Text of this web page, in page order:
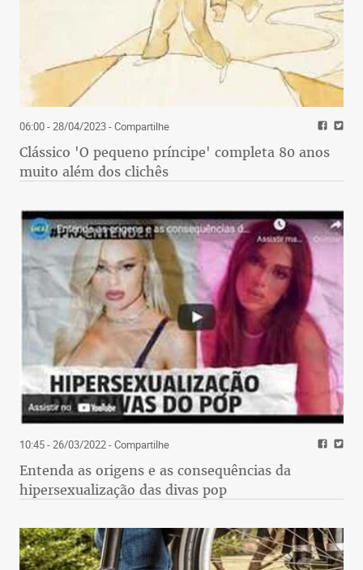
06:00 - 28/04/2023- Compartilhe
Clássico 'O pequeno príncipe' completa 80 anos
muito além dos clichês
10:45 - 26/03/2022- Compartilhe
Entenda as origens e as consequências da
hipersexualização das divas pop